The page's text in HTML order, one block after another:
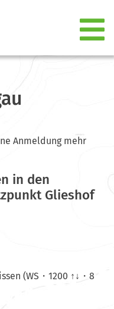
Anmeldung mehr
in den
Glieshof
(WS・1200 ↑↓・8